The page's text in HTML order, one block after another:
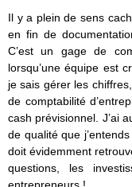
Il y a plein de sens
en fin de
C’est un gage de
lorsqu’une équipe est
je sais gérer les
de comptabilité
cash prévisionnel. J’ai
de qualité que
doit évidemment
questions, les